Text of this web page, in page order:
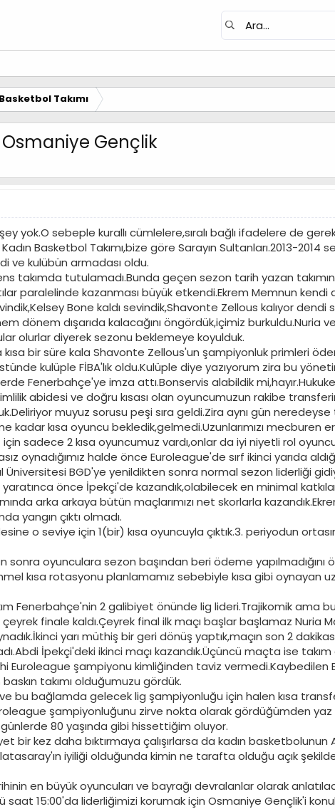
Takımı
Osmaniye Gençlik
yok.O sebeple kurallı cümlelere,sıralı bağlı ifadelere de
Basketbol Takımı,bize göre Sarayın Sultanları.2013-
ve kulübün armadası oldu.
takımda tutulamadı.Bunda geçen sezon tarih yazan
paralelinde kazanması büyük etkendi.Ekrem Memnun kendi
Bone kaldı sevindik,Shavonte Zellous kalıyor
dönem dışarıda kalacağını öngördük,içimiz burkuldu.Nuria
olurlar diyerek sezonu beklemeye koyulduk.
kısa bir süre kala Shavonte Zellous'un şampiyonluk primleri
kulüple FİBA'lık oldu.Kulüple diye yazıyorum zira bu
Fenerbahçe'ye imza attı.Bonservis alabildik
abidesi ve doğru kısası olan oyuncumuzun rakibe
muyuz sorusu peşi sıra geldi.Zira aynı gün neredeyse
kadar kısa oyuncu bekledik,gelmedi.Uzunlarımızı
sadece 2 kısa oyuncumuz vardı,onlar da iyi niyetli rol
oynadığımız halde önce Euroleague'de sırf ikinci yarıda
Üniversitesi BGD'ye yenildikten sonra normal sezon liderliği
yaratınca önce İpekçi'de kazandık,olabilecek en minimal
arka arkaya bütün maçlarımızı net skorlarla
yangın çıktı olmadı.
o seviye için 1(bir) kısa oyuncuyla çıktık.3. periyodun
sonra oyunculara sezon başından beri ödeme
kısa rotasyonu planlamamız sebebiyle kısa gibi oynayan
Fenerbahçe'nin 2 galibiyet önünde lig lideri.Trajikomik ama
finale kaldı.Çeyrek final ilk maçı başlar başlamaz Nuria
yarı müthiş bir geri dönüş yaptık,maçın son 2
İpekçi'deki ikinci maçı kazandık.Üçüncü maçta ise
Euroleague şampiyonu kimliğinden taviz vermedi.Kaybedilen
takımı olduğumuzu gördük.
bu bağlamda gelecek lig şampiyonluğu için halen kısa
şampiyonluğunu zirve nokta olarak gördüğümden
80 yaşında gibi hissettiğim oluyor.
bir kez daha bıktırmaya çalışırlarsa da kadın
iyiliği olduğunda kimin ne tarafta olduğu açık
en büyük oyuncuları ve bayrağı devralanlar olarak
saat 15:00'da liderliğimizi korumak için Osmaniye Gençlik'i